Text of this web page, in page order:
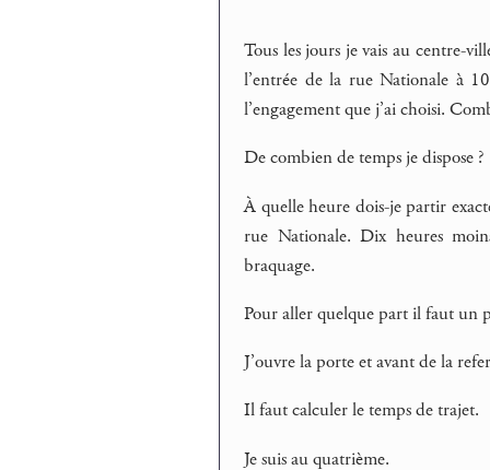
Tous les jours je vais au centre-
l’entrée de la rue Nationale à
l’engagement que j’ai choisi.
De combien de temps je dispose ?
À quelle heure dois-je partir
rue Nationale. Dix heures
braquage.
Pour aller quelque part il faut un
J’ouvre la porte et avant de la
Il faut calculer le temps de trajet.
Je suis au quatrième.